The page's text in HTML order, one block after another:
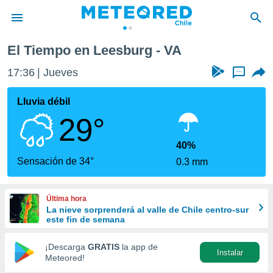
de
por
se
calidad.
a este
las
y
forma
digital
basada
El Tiempo en Leesburg - VA
17:36 Jueves ...
Lluvia débil
29°
Sensación de 34°
40%
0.3 mm
Última hora
La nieve sorprenderá al valle de Chile centro-sur
este fin de semana
¡Descarga GRATIS la app de
Meteored!
Instalar